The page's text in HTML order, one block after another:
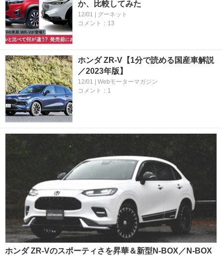
か、比較してみた
12/01 | グーネット
コメント：13
ホンダ ZR-V【1分で読める国産車解説
／2023年版】
12/01 | Webモーターマガジン
コメント：1
ホンダ ZR-Vのスポーティさを昇華＆新型N-BOX／N-BOX